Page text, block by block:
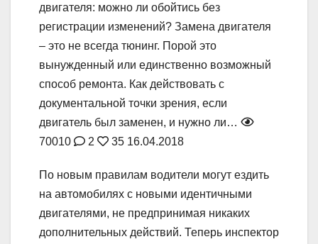
двигателя: можно ли обойтись без
регистрации изменений? Замена двигателя
– это не всегда тюнинг. Порой это
вынужденный или единственно возможный
способ ремонта. Как действовать с
документальной точки зрения, если
двигатель был заменен, и нужно ли…
70010
2 35 16.04.2018
По новым правилам водители могут ездить
на автомобилях с новыми идентичными
двигателями, не предпринимая никаких
дополнительных действий. Теперь инспектор